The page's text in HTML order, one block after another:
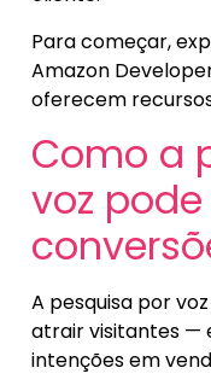
Para começar,
Amazon
oferecem
Como a
voz
A pesquisa por
atrair visitantes —
intenções em